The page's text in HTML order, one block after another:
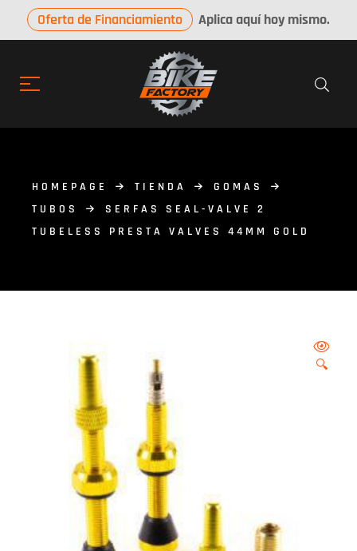
Oferta de Financiamiento Aplica aquí hoy mismo.
HOMEPAGE TIENDA
GOMAS
TUBOS
SERFAS SEAL-VALVE 2
TUBELESS PRESTA VALVES 44MM GOLD
🔍